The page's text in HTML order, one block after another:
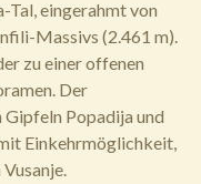
Tal, eingerahmt von
Massivs (2.461 m).
zu einer offenen
Der
Popadija und
Einkehrmöglichkeit,